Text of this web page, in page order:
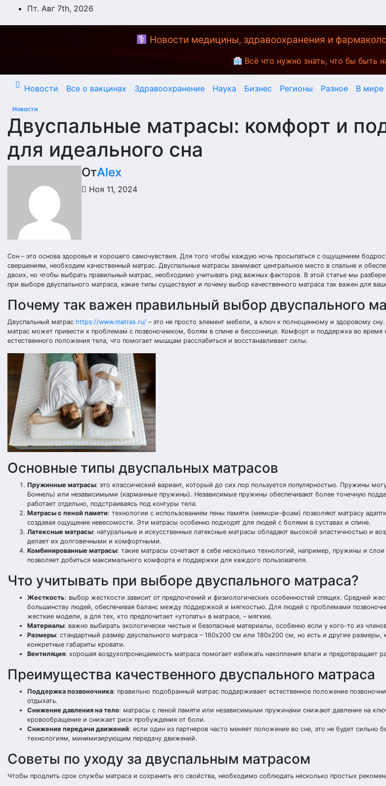
ПерейтиПт. Авг 7th, 2026
Новости медицины, здравоохранения и
Всё что нужно знать, что бы быть
Новости Все о вакцинах Здравоохранение Наука Бизнес Регионы Разное В мире
Новости
Двуспальные матрасы: комфорт и
для идеального сна
ОтAlex
Ноя 11, 2024
Сон – это основа здоровья и хорошего самочувствия. Для того чтобы каждую ночь просыпаться с ощущением
свершениям, необходим качественный матрас. Двуспальные матрасы занимают центральное место в спальне и
двоих, но чтобы выбрать правильный матрас, необходимо учитывать ряд важных факторов. В этой статье мы
при выборе двуспального матраса, какие типы существуют и почему выбор качественного матраса так важен для
Почему так важен правильный выбор двуспального
Двуспальный матрас https://www.matras.ru/ – это не просто элемент мебели, а ключ к полноценному и здоровому
матрас может привести к проблемам с позвоночником, болям в спине и бессоннице. Комфорт и поддержка во время
естественного положения тела, что помогает мышцам расслабиться и восстанавливает силы.
Основные типы двуспальных матрасов
Пружинные матрасы: это классический вариант, который до сих пор пользуется популярностью. Пружины
Боннель) или независимыми (карманные пружины). Независимые пружины обеспечивают более точечную
работает отдельно, подстраиваясь под контуры тела.
Матрасы с пеной памяти: технологии с использованием пены памяти (мемори-фоам) позволяют матрасу
создавая ощущение невесомости. Эти матрасы особенно подходят для людей с болями в суставах и спине.
Латексные матрасы: натуральные и искусственные латексные матрасы обладают высокой эластичностью и
делает их долговечными и комфортными.
Комбинированные матрасы: такие матрасы сочетают в себе несколько технологий, например, пружины и
позволяет добиться максимального комфорта и поддержки для каждого пользователя.
Что учитывать при выборе двуспального матраса?
Жесткость: выбор жесткости зависит от предпочтений и физиологических особенностей спящих. Средней
большинству людей, обеспечивая баланс между поддержкой и мягкостью. Для людей с проблемами
жесткие модели, а для тех, кто предпочитает «утопать» в матрасе, – мягкие.
Материалы: важно выбирать экологически чистые и безопасные материалы, особенно если у кого-то из
Размеры: стандартный размер двуспального матраса – 160х200 см или 180х200 см, но есть и другие
конкретные габариты кровати.
Вентиляция: хорошая воздухопроницаемость матраса помогает избежать накопления влаги и предотвращает
Преимущества качественного двуспального матраса
Поддержка позвоночника: правильно подобранный матрас поддерживает естественное положение
отдыхать.
Снижение давления на тело: матрасы с пеной памяти или независимыми пружинами снижают давление на
кровообращение и снижает риск пробуждения от боли.
Снижение передачи движений: если один из партнеров часто меняет положение во сне, это не будет сильно
технологиям, минимизирующим передачу движений.
Советы по уходу за двуспальным матрасом
Чтобы продлить срок службы матраса и сохранить его свойства, необходимо соблюдать несколько простых